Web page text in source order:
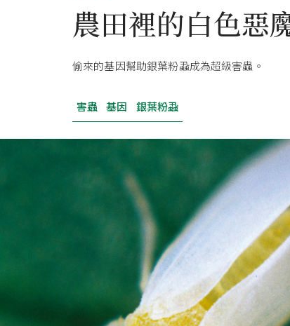
農田裡的白色惡
偷來的基因幫助銀葉粉蝨成為超級害蟲。
害蟲 基因 銀葉粉蝨